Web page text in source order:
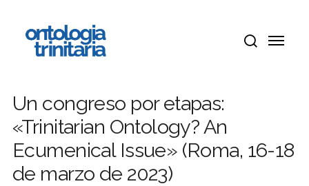
contenido
principal
buscar
Menú
Un congreso por etapas:
«Trinitarian Ontology? An
Ecumenical Issue» (Roma, 16-18
de marzo de 2023)